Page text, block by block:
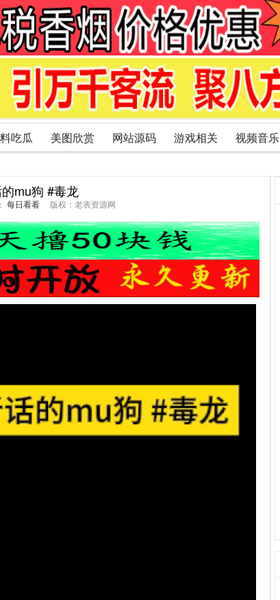
吃瓜 美图欣赏 网站源码 游戏相关 视频音乐
mu狗 #毒龙
每日看看 版权：老表资源网